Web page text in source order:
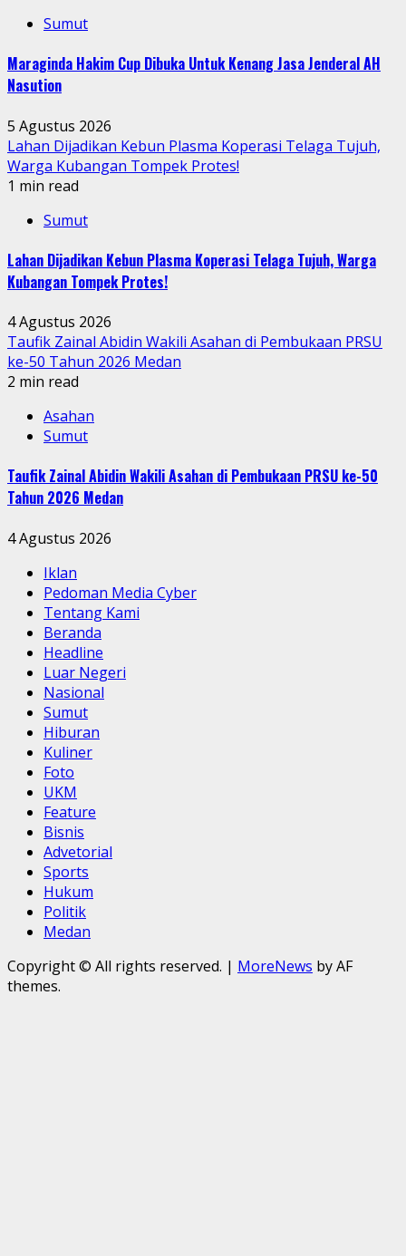
Sumut
Maraginda Hakim Cup Dibuka Untuk Kenang Jasa Jenderal AH
Nasution
5 Agustus 2026
Lahan Dijadikan Kebun Plasma Koperasi Telaga Tujuh,
Warga Kubangan Tompek Protes!
1 min read
Sumut
Lahan Dijadikan Kebun Plasma Koperasi Telaga Tujuh, Warga
Kubangan Tompek Protes!
4 Agustus 2026
Taufik Zainal Abidin Wakili Asahan di Pembukaan PRSU
ke-50 Tahun 2026 Medan
2 min read
Asahan
Sumut
Taufik Zainal Abidin Wakili Asahan di Pembukaan PRSU ke-50
Tahun 2026 Medan
4 Agustus 2026
Iklan
Pedoman Media Cyber
Tentang Kami
Beranda
Headline
Luar Negeri
Nasional
Sumut
Hiburan
Kuliner
Foto
UKM
Feature
Bisnis
Advetorial
Sports
Hukum
Politik
Medan
Copyright © All rights reserved. | MoreNews by AF
themes.